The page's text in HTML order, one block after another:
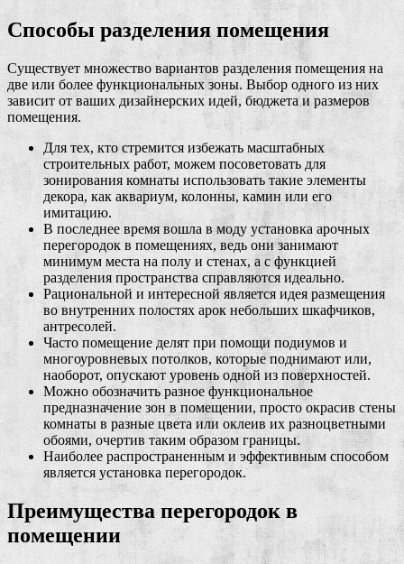
Способы разделения помещения
Существует множество вариантов разделения помещения на
две или более функциональных зоны. Выбор одного из них
зависит от ваших дизайнерских идей, бюджета и размеров
помещения.
Для тех, кто стремится избежать масштабных
строительных работ, можем посоветовать для
зонирования комнаты использовать такие элементы
декора, как аквариум, колонны, камин или его
имитацию.
В последнее время вошла в моду установка арочных
перегородок в помещениях, ведь они занимают
минимум места на полу и стенах, а с функцией
разделения пространства справляются идеально.
Рациональной и интересной является идея размещения
во внутренних полостях арок небольших шкафчиков,
антресолей.
Часто помещение делят при помощи подиумов и
многоуровневых потолков, которые поднимают или,
наоборот, опускают уровень одной из поверхностей.
Можно обозначить разное функциональное
предназначение зон в помещении, просто окрасив стены
комнаты в разные цвета или оклеив их разноцветными
обоями, очертив таким образом границы.
Наиболее распространенным и эффективным способом
является установка перегородок.
Преимущества перегородок в
помещении